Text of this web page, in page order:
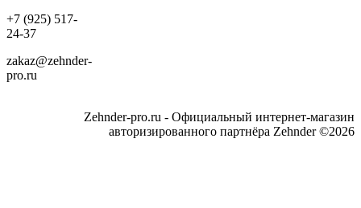
+7 (925) 517-
24-37
zakaz@zehnder-
pro.ru
Zehnder-pro.ru - Официальный интернет-магазин
авторизированного партнёра Zehnder ©2026